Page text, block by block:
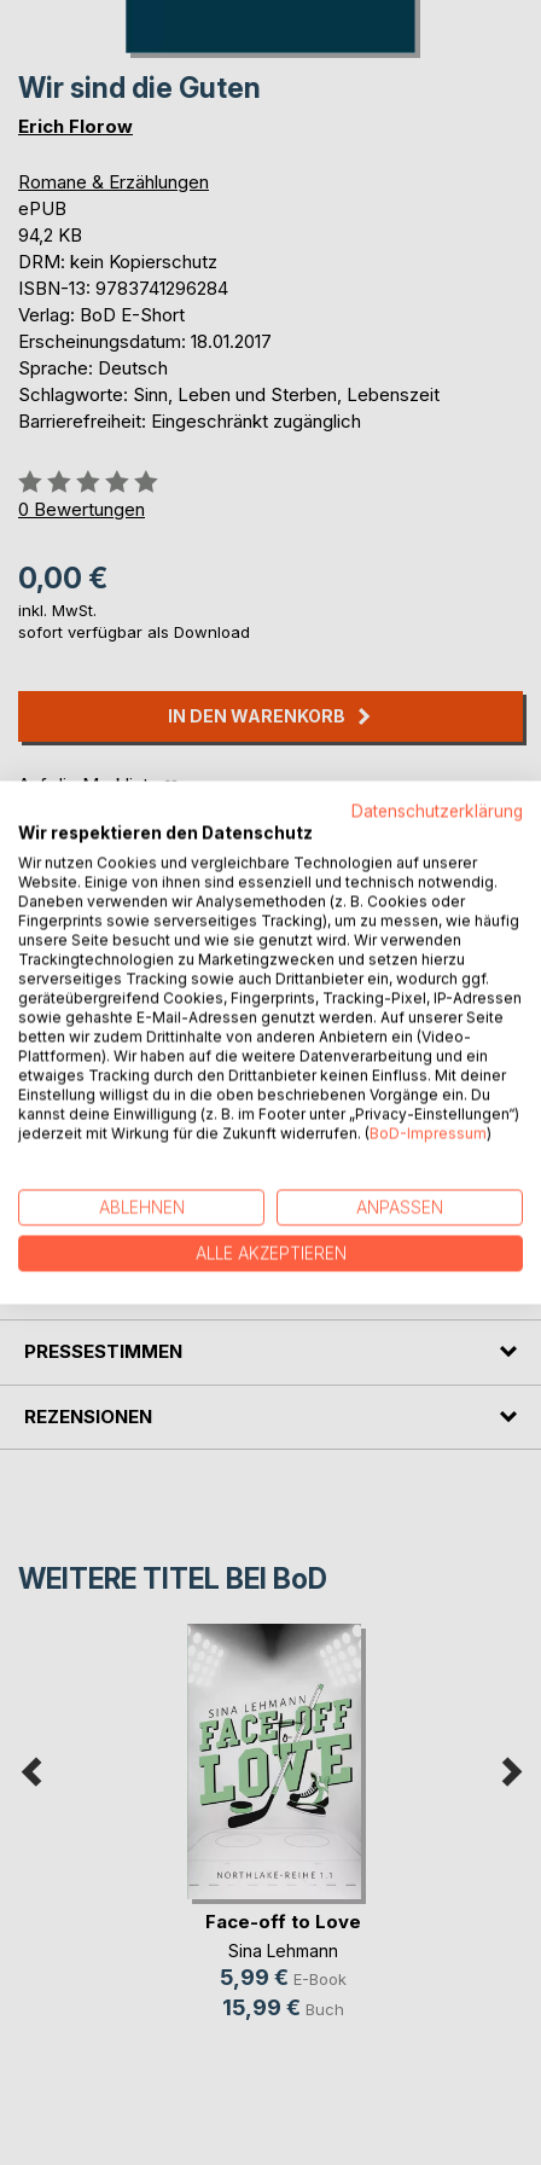
Wir sind die Guten
Erich Florow
Romane & Erzählungen
ePUB
94,2 KB
DRM: kein Kopierschutz
ISBN-13: 9783741296284
Verlag: BoD E-Short
Erscheinungsdatum: 18.01.2017
Sprache: Deutsch
Schlagworte: Sinn, Leben und Sterben, Lebenszeit
Barrierefreiheit: Eingeschränkt zugänglich
Bewertung::
0%
0 Bewertungen
0,00 €
inkl. MwSt.
sofort verfügbar als Download
IN DEN WARENKORB
Auf die Merkliste
BESCHREIBUNG
In der heutigen Zeit bleibt dem Menschen, der nach für
sich gültigen Antworten sucht ab und ab nur die
Verschiebung der Realität und der Zeit nach vorn und
hinten, um vielleicht zu einem geeigneterem Zeitpunkt
Und innerer Friede wird in naher Zukunft noch höher
gehandelt werden.
PRESSESTIMMEN
REZENSIONEN
WEITERE TITEL BEI BoD
Face-off to Love
Sina Lehmann
5,99 € E-Book
15,99 € Buch
Datenschutzerklärung
Wir respektieren den Datenschutz
Wir nutzen Cookies und vergleichbare Technologien auf unserer
Website. Einige von ihnen sind essenziell und technisch notwendig.
Daneben verwenden wir Analysemethoden (z. B. Cookies oder
Fingerprints sowie serverseitiges Tracking), um zu messen, wie häufig
unsere Seite besucht und wie sie genutzt wird. Wir verwenden
Trackingtechnologien zu Marketingzwecken und setzen hierzu
serverseitiges Tracking sowie auch Drittanbieter ein, wodurch ggf.
geräteübergreifend Cookies, Fingerprints, Tracking-Pixel, IP-Adressen
sowie gehashte E-Mail-Adressen genutzt werden. Auf unserer Seite
betten wir zudem Drittinhalte von anderen Anbietern ein (Video-
Plattformen). Wir haben auf die weitere Datenverarbeitung und ein
etwaiges Tracking durch den Drittanbieter keinen Einfluss. Mit deiner
Einstellung willigst du in die oben beschriebenen Vorgänge ein. Du
kannst deine Einwilligung (z. B. im Footer unter „Privacy-Einstellungen“)
jederzeit mit Wirkung für die Zukunft widerrufen. (BoD-Impressum)
ABLEHNEN ANPASSEN
ALLE AKZEPTIEREN